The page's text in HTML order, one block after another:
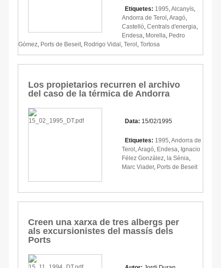
Etiquetes: 1995 Alcanyís
Andorra de Terol Aragó
Castelló Centrals d'energia
Endesa Morella Pedro
Gómez Ports de Beseit Rodrigo Vidal Terol Tortosa
Los propietarios recurren el archivo
del caso de la térmica de Andorra
Data: 15/02/1995
Etiquetes: 1995 Andorra de
Terol Aragó Endesa Ignacio
Félez González la Sénia
Marc Viader, Ports de Beseit
Creen una xarxa de tres albergs per
als excursionistes del massís dels
Ports